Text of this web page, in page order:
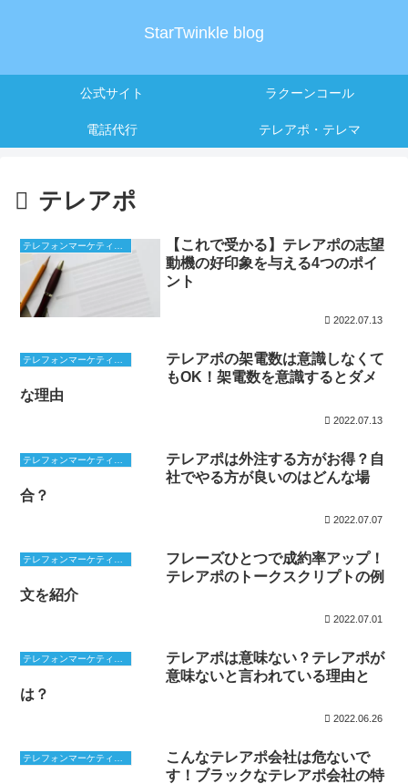
StarTwinkle blog
公式サイト ラクーンコール
電話代行 テレアポ・テレマ
テレアポ
テレフォンマーケティング
【これで受かる】テレアポの志望
動機の好印象を与える4つのポイ
ント
2022.07.13
テレフォンマーケティング
テレアポの架電数は意識しなくて
もOK！架電数を意識するとダメ
な理由
2022.07.13
テレアポは外注する方がお得？自
社でやる方が良いのはどんな場
合？
2022.07.07
フレーズひとつで成約率アップ！
テレアポのトークスクリプトの例
文を紹介
2022.07.01
テレアポは意味ない？テレアポが
意味ないと言われている理由と
は？
2022.06.26
こんなテレアポ会社は危ないで
す！ブラックなテレアポ会社の特